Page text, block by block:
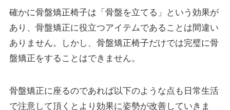
確かに骨盤矯正椅子は「骨盤を立てる」という効果が
あり、骨盤矯正に役立つアイテムであることは間違い
ありません。しかし、骨盤矯正椅子だけでは完璧に骨
盤矯正をすることはできません。
骨盤矯正に座るのであれば以下のような点も日常生活
で注意して頂くとより効果に姿勢が改善していきま